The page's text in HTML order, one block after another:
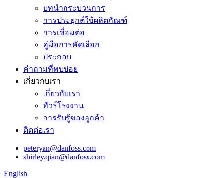
บทนำกระบวนการ
การประยุกต์ใช้ผลิตภัณฑ์
การเชื่อมต่อ
คู่มือการคัดเลือก
ประกอบ
คำถามที่พบบ่อย
เกี่ยวกับเรา
เกี่ยวกับเรา
ทัวร์โรงงาน
การรับรู้ของลูกค้า
ติดต่อเรา
peteryan@danfoss.com
shirley.qian@danfoss.com
English